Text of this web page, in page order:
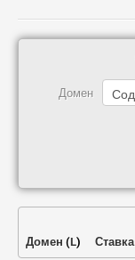
Домен
Домен (L) Ставка